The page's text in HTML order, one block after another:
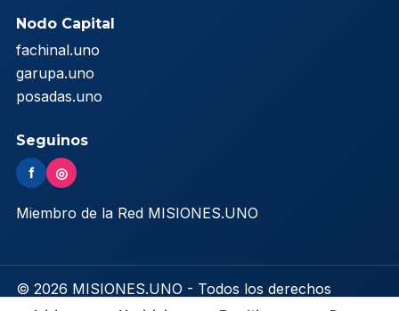
Nodo Capital
fachinal.uno
garupa.uno
posadas.uno
Seguinos
f ◎
Miembro de la Red MISIONES.UNO
© 2026 MISIONES.UNO - Todos los derechos
reservados